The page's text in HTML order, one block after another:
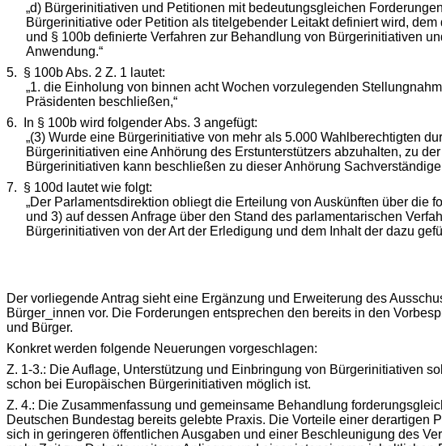
„d) Bürgerinitiativen und Petitionen mit bedeutungsgleichen
Bürgerinitiative oder Petition als titelgebender Leitakt definiert wird,
und § 100b definierte Verfahren zur Behandlung von Bürgerinitiativen
Anwendung.“
5. § 100b Abs. 2 Z. 1 lautet:
„1. die Einholung von binnen acht Wochen vorzulegenden
Präsidenten beschließen,“
6.
In § 100b wird folgender Abs. 3 angefügt:
„(3) Wurde eine Bürgerinitiative von mehr als 5.000 Wahlberechtigten
Bürgerinitiativen eine Anhörung des Erstunterstützers abzuhalten, zu
Bürgerinitiativen kann beschließen zu dieser Anhörung
7. § 100d lautet wie folgt:
„Der Parlamentsdirektion obliegt die Erteilung von Auskünften über die
und 3) auf dessen Anfrage über den Stand des parlamentarischen
Bürgerinitiativen von der Art der Erledigung und dem Inhalt der dazu
Der vorliegende Antrag sieht eine Ergänzung und Erweiterung des
Bürger_innen vor. Die Forderungen entsprechen den bereits in den
und Bürger.
Konkret werden folgende Neuerungen vorgeschlagen:
Z. 1-3.: Die Auflage, Unterstützung und Einbringung von Bürgerinitiativen
schon bei Europäischen Bürgerinitiativen möglich ist.
Z. 4.: Die Zusammenfassung und gemeinsame Behandlung
Deutschen Bundestag bereits gelebte Praxis. Die Vorteile einer
sich in geringeren öffentlichen Ausgaben und einer Beschleunigung des